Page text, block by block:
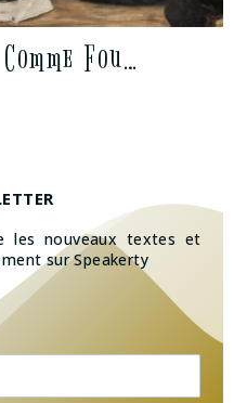
Fou…
les nouveaux textes et
sur Speakerty